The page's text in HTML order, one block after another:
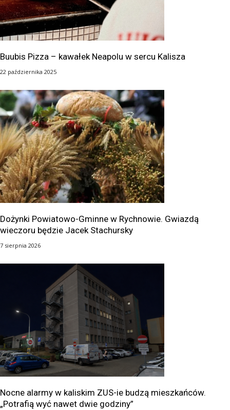
Buubis Pizza – kawałek Neapolu w sercu Kalisza
22 października 2025
Dożynki Powiatowo-Gminne w Rychnowie. Gwiazdą
wieczoru będzie Jacek Stachursky
7 sierpnia 2026
Nocne alarmy w kaliskim ZUS-ie budzą mieszkańców.
„Potrafią wyć nawet dwie godziny”